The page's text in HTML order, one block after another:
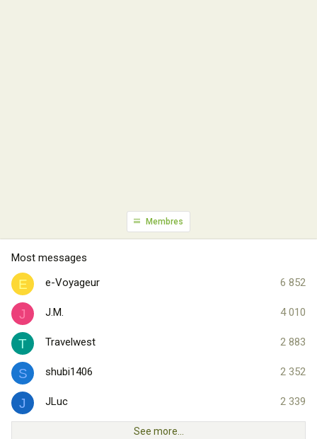
Membres
Most messages
E 6 852
e-Voyageur
J 4 010
J.M.
T 2 883
Travelwest
S 2 352
shubi1406
J 2 339
JLuc
See more…